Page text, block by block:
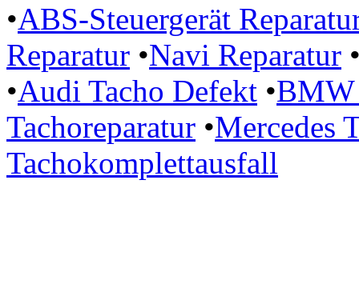
•ABS-Steuergerät
Reparatur •Navi Reparatur
•Audi Tacho Defekt •BMW
Tachoreparatur •Mercedes
Tachokomplettausfall